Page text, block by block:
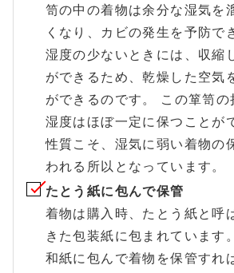
笥の中の着物は余分な湿気を
くなり、カビの発生を予防で
湿度の少ないときには、収縮
ができるため、乾燥した空気
ができるのです。 この箪笥の
湿度はほぼ一定に保つことが
性質こそ、湿気に弱い着物の
われる所以となっています。
たとう紙に包んで保管
着物は購入時、たとう紙と呼
きた包装紙に包まれています
和紙に包んで着物を保管すれ